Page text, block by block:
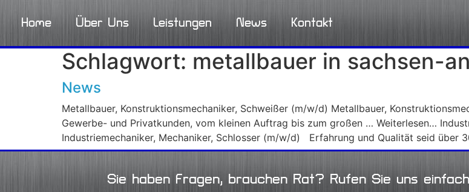
Home Über Uns Leistungen News Kontakt
Schlagwort: metallbauer in sachsen-
News
Metallbauer, Konstruktionsmechaniker, Schweißer (m/w/d) Metallbauer,
Gewerbe- und Privatkunden, vom kleinen Auftrag bis zum großen … Weiterlesen…
Industriemechaniker, Mechaniker, Schlosser (m/w/d) Erfahrung und Qualität seid über
Sie haben Fragen, brauchen Rat? Rufen Sie uns